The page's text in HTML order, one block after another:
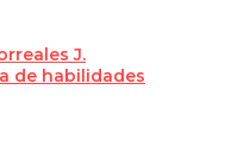
J.
de habilidades